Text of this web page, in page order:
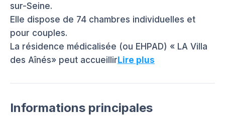
sur-Seine.
Elle dispose de 74 chambres individuelles et
pour couples.
La résidence médicalisée (ou EHPAD) « LA Villa
des Aînés» peut accueillirLire plus
Informations principales